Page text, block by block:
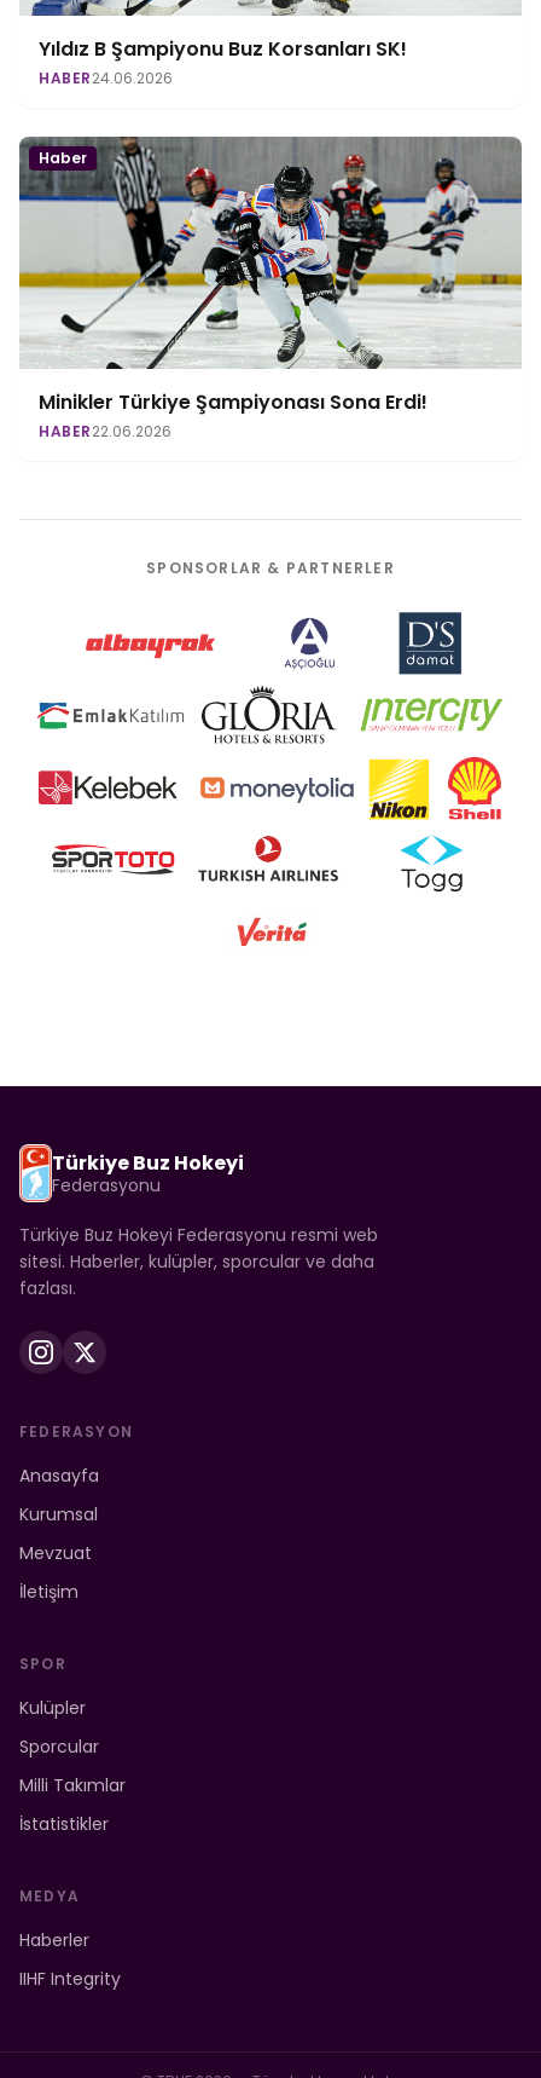
Yıldız B Şampiyonu Buz Korsanları SK!
HABER24.06.2026
Haber
Minikler Türkiye Şampiyonası Sona Erdi!
HABER22.06.2026
SPONSORLAR & PARTNERLER
Türkiye Buz Hokeyi
Federasyonu
Türkiye Buz Hokeyi Federasyonu resmi web
sitesi. Haberler, kulüpler, sporcular ve daha
fazlası.
FEDERASYON
Anasayfa
Kurumsal
Mevzuat
İletişim
SPOR
Kulüpler
Sporcular
Milli Takımlar
İstatistikler
MEDYA
Haberler
IIHF Integrity